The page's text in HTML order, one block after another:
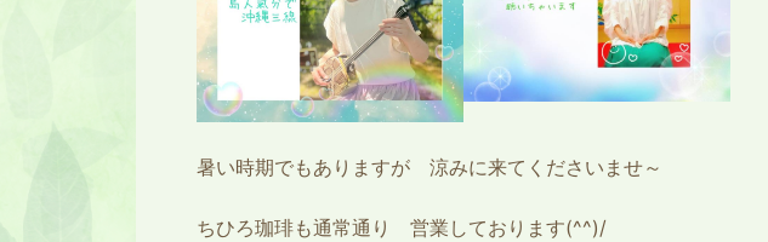
暑い時期でもありますが 涼みに来てくださいませ～
ちひろ珈琲も通常通り 営業しております(^^)/